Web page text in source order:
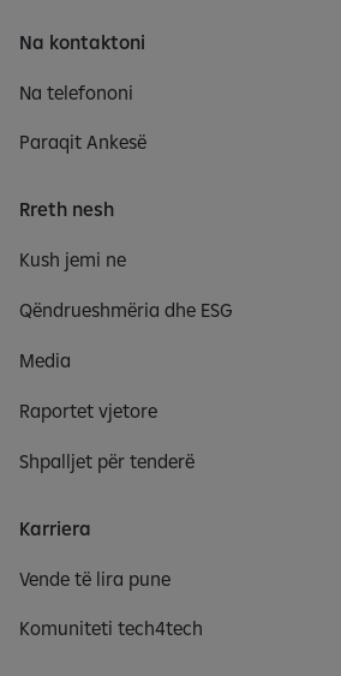
Na kontaktoni
Na telefononi
Paraqit Ankesë
Rreth nesh
Kush jemi ne
Qëndrueshmëria dhe ESG
Media
Raportet vjetore
Shpalljet për tenderë
Karriera
Vende të lira pune
Komuniteti tech4tech